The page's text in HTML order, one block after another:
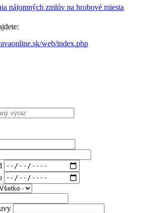
web/index.php